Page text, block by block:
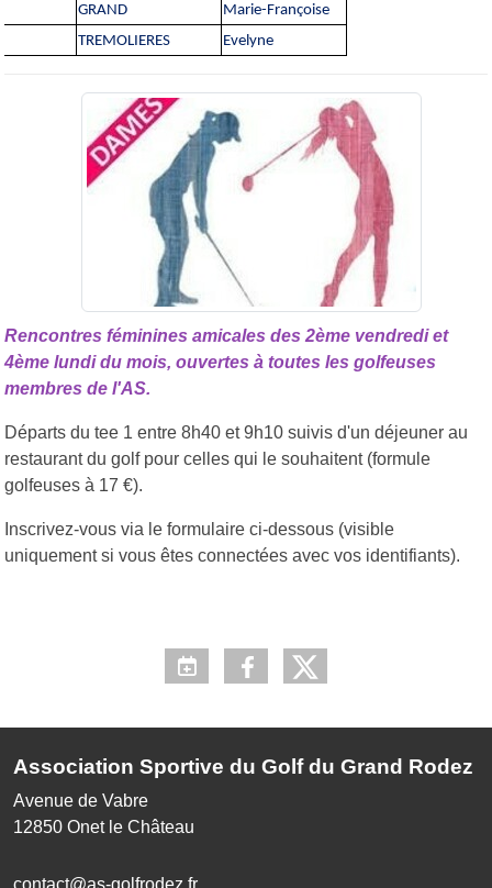
GRAND
Marie-Françoise
TREMOLIERES
Evelyne
Rencontres féminines amicales des 2ème vendredi et
4ème lundi du mois, ouvertes à toutes les golfeuses
membres de l'AS.
Départs du tee 1 entre 8h40 et 9h10 suivis d'un déjeuner au
restaurant du golf pour celles qui le souhaitent (formule
golfeuses à 17 €).
Inscrivez-vous via le formulaire ci-dessous (visible
uniquement si vous êtes connectées avec vos identifiants).
Association Sportive du Golf du Grand Rodez
Avenue de Vabre
12850 Onet le Château
contact@as-golfrodez.fr